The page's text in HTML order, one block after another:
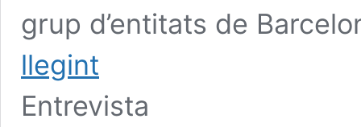
grup d’entitats de
llegint
Entrevista